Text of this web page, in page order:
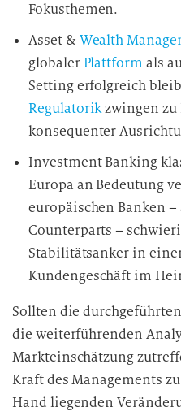
Fokusthemen.
Asset & Wealth
globalerPlattform als
Setting erfolgreich
Regulatorikzwingen zu
konsequenter
Investment Banking
Europa an Bedeutung
europäischen Banken
Counterparts –
Stabilitätsanker in
Kundengeschäft im
Sollten die
die weiterführenden
Markteinschätzung
Kraft des Managements
Hand liegenden